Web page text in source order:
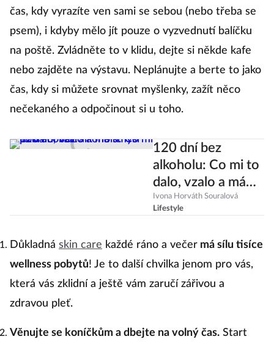
čas, kdy vyrazíte ven sami se sebou (nebo třeba se
psem), i kdyby mělo jít pouze o vyzvednutí balíčku
na poště. Zvládněte to v klidu, dejte si někde kafe
nebo zajděte na výstavu. Neplánujte a berte to jako
čas, kdy si můžete srovnat myšlenky, zažít něco
nečekaného a odpočinout si u toho.
120 dní bez
alkoholu: Co mi to
dalo, vzalo a má
smysl pokračovat?
Ivona Horváth Souralová
Lifestyle
Důkladná skin care každé ráno a večer má sílu tisíce
wellness pobytů! Je to další chvilka jenom pro vás,
která vás zklidní a ještě vám zaručí zářivou a
zdravou pleť.
Věnujte se koníčkům a dbejte na volný čas. Start